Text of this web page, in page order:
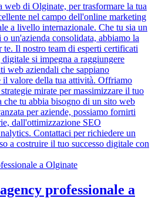
di Olginate, per trasformare la tua
nel campo dell'online marketing
a livello internazionale. Che tu sia un
un'azienda consolidata, abbiamo la
te. Il nostro team di esperti certificati
si impegna a raggiungere
web aziendali che sappiano
il valore della tua attività. Offriamo
mirate per massimizzare il tuo
tu abbia bisogno di un sito web
per aziende, possiamo fornirti
dall'ottimizzazione SEO
Contattaci per richiedere un
a costruire il tuo successo digitale con
a Olginate
professionale a